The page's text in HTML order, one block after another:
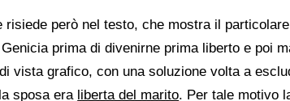
risiede però nel testo, che mostra il
prima di divenirne prima liberto e poi
vista grafico, con una soluzione volta a
sposa era liberta del marito. Per tale motivo